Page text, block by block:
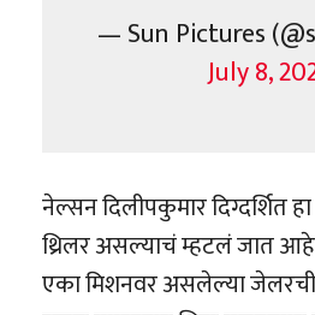
— Sun Pictures
July 8,
नेल्सन दिलीपकुमार
थ्रिलर असल्याचं म्हटलं जात
एका मिशनवर असलेल्या